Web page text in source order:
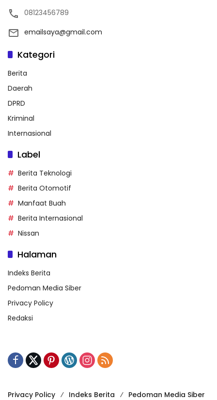
08123456789
emailsaya@gmail.com
Kategori
Berita
Daerah
DPRD
Kriminal
Internasional
Label
Berita Teknologi
Berita Otomotif
Manfaat Buah
Berita Internasional
Nissan
Halaman
Indeks Berita
Pedoman Media Siber
Privacy Policy
Redaksi
Privacy Policy Indeks Berita Pedoman Media Siber